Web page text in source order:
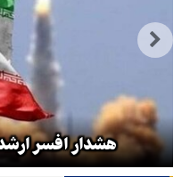
هشدار افسر